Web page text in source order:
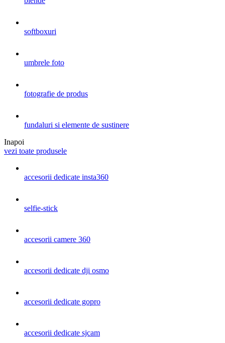
softboxuri
umbrele foto
fotografie de produs
fundaluri si elemente de sustinere
Inapoi
vezi toate produsele
accesorii dedicate insta360
selfie-stick
accesorii camere 360
accesorii dedicate dji osmo
accesorii dedicate gopro
accesorii dedicate sjcam